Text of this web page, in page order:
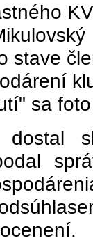
stave
sa